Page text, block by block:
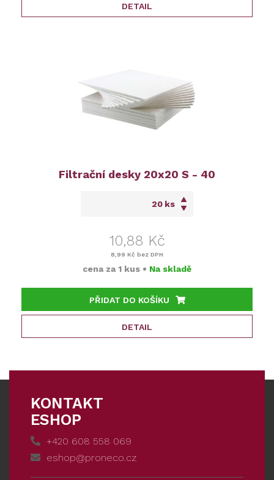
DETAIL
Filtrační desky 20x20 S - 40
ks
10,88 Kč
8,99 Kč bez DPH
cena za 1 kus • Na skladě
PŘIDAT DO KOŠÍKU
DETAIL
KONTAKT
ESHOP
+420 608 558 069
eshop@proneco.cz